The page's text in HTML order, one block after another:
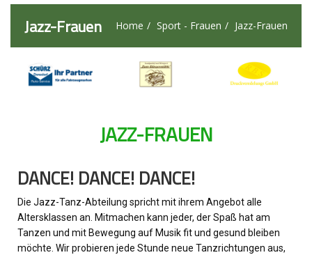
Home
Verein
Fußball
Sport - Frauen
Sport - Mixed
Sport - Männer
Jazz-Frauen Home Sport - Frauen Jazz-Frauen
JAZZ-FRAUEN
DANCE! DANCE! DANCE!
Die Jazz-Tanz-Abteilung spricht mit ihrem Angebot alle
Altersklassen an. Mitmachen kann jeder, der Spaß hat am
Tanzen und mit Bewegung auf Musik fit und gesund bleiben
möchte. Wir probieren jede Stunde neue Tanzrichtungen aus,